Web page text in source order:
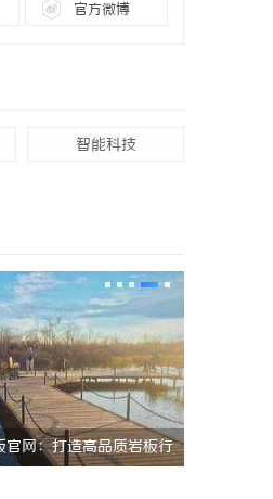
官方微博
智能科技
官网：打造高品质岩板行